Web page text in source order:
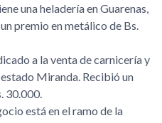
una heladería en Guarenas,
premio en metálico de Bs.
a la venta de carnicería y
Miranda. Recibió un
30.000.
está en el ramo de la